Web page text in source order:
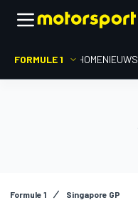
FORMULE 1 HOMENIEUWS
Formule 1 Singapore GP